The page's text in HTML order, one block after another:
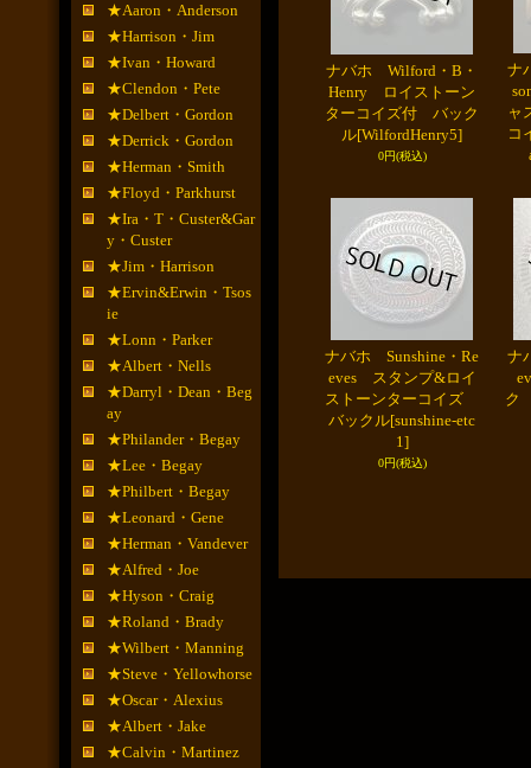
★Aaron・Anderson
★Harrison・Jim
★Ivan・Howard
★Clendon・Pete
★Delbert・Gordon
★Derrick・Gordon
★Herman・Smith
★Floyd・Parkhurst
★Ira・T・Custer&Gar
y・Custer
★Jim・Harrison
★Ervin&Erwin・Tsos
ie
★Lonn・Parker
★Albert・Nells
★Darryl・Dean・Beg
ay
★Philander・Begay
★Lee・Begay
★Philbert・Begay
★Leonard・Gene
★Herman・Vandever
★Alfred・Joe
★Hyson・Craig
★Roland・Brady
★Wilbert・Manning
★Steve・Yellowhorse
★Oscar・Alexius
★Albert・Jake
★Calvin・Martinez
ナバホ Wilford・B・
Henry ロイストーン
ターコイズ付 バック
ル[WilfordHenry5]
0円(税込)
ナ
ャ
コ
ナバホ Sunshine・Re
eves スタンプ&ロイ
ストーンターコイズ
バックル[sunshine-etc
1]
0円(税込)
ナ
ク